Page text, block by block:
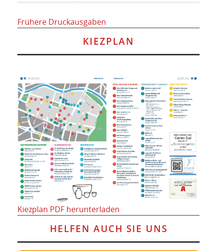
Frühere Druckausgaben
KIEZPLAN
Kiezplan PDF herunterladen
HELFEN AUCH SIE UNS